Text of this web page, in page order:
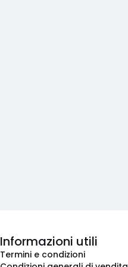
Informazioni utili
Termini e condizioni